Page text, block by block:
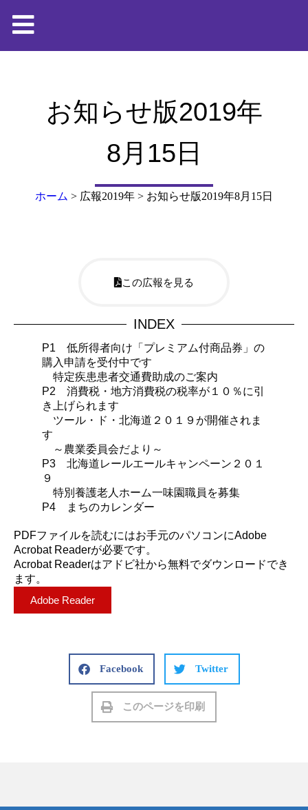
お知らせ版2019年
8月15日
ホーム > 広報2019年 > お知らせ版2019年8月15日
この広報を見る
INDEX
P1 低所得者向け「プレミアム付商品券」の
購入申請を受付中です
特定疾患患者交通費助成のご案内
P2 消費税・地方消費税の税率が１０％に引
き上げられます
ツール・ド・北海道２０１９が開催されま
す
～農業委員会だより～
P3 北海道レールエールキャンペーン２０１
９
特別養護老人ホーム一味園職員を募集
P4 まちのカレンダー
PDFファイルを読むにはお手元のパソコンにAdobe
Acrobat Readerが必要です。
Acrobat Readerはアドビ社から無料でダウンロードでき
ます。
Adobe Reader
Facebook Twitter
このページを印刷